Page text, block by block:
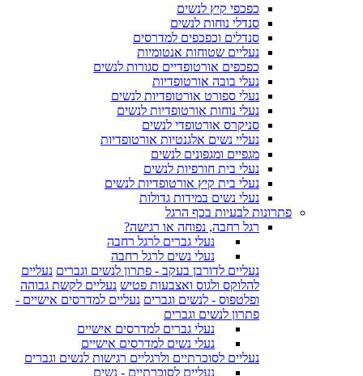
כפכפי קיץ לנשים
סנדלי נוחות לנשים
סנדלים וכפכפים למדרסים
נעליים שטוחות אנטומיות
כפכפים אורטופדיים סגורות לנשים
נעלי בובה אורטופדיות
נעלי ספורט אורטופדיות לנשים
נעלי נוחות אורטופדיות לנשים
סניקרס אורטופדי לנשים
נעליי נשים אלגנטיות אורטופדיות
מגפיים ומגפונים לנשים
נעלי בית חורפיות לנשים
נעלי בית קיץ אורטופדיות לנשים
נעלי נשים במידות גדולות
פתרונות לבעיות בכף הרגל
רגל רחבה, נפוחה או רגישה?
נעלי גברים לרגל רחבה
נעלי נשים לרגל רחבה
נעליים לדורבן בעקב - פתרון לנשים וגברים נעליים
להלוקס ולגוס ואצבעות פטיש נעליים לקשת גבוהה
ופלטפוס - לנשים וגברים נעליים למדרסים אישיים -
פתרון לנשים וגברים
נעלי גברים למדרסים אישיים
נעלי נשים למדרסים אישיים
נעליים לסוכרתיים ולרגליים רגישות לנשים וגברים
נעליים לסוכרתיים - נשים